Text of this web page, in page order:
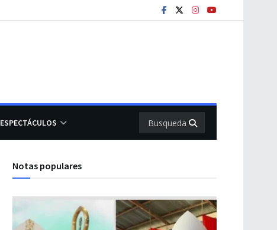
ESPECTÁCULOS
Notas populares